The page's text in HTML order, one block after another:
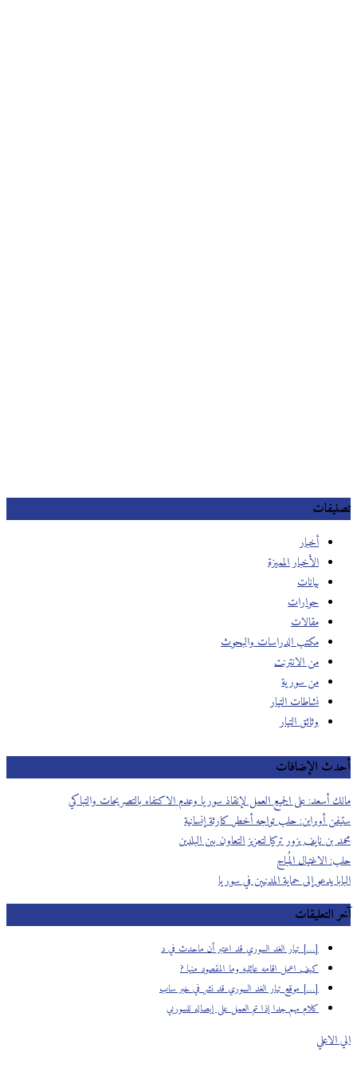
تصنيفات
أخبار
الأخبار المميزة
بيانات
حوارات
مقالات
مكتب الدراسات والبحوث
من الانترنت
من سورية
نشاطات التيار
وثائق التيار
أحدث الإضافات
مالك أسعد: على الجميع العمل لإنقاذ سوريا وعدم الاكتفاء بالتصريحات والتباكي
ستيفن أوبراين: حلب تواجه أخطر كارثة إنسانية
محمد بن نايف يزور تركيا لتعزيز التعاون بين البلدين
حلب: الاغتيال المُباح
البابا يدعو إلى حماية المدنيين في سوريا
آخر التعليقات
[…] تيار الغد السوري قد اعتبر أن ماحدث في د
كيف اعمل اقامه عائليه وما المقصود منها ?
[…] موقع تيار الغد السوري قد نشر في خبر ساب
كلام مهم جدا إذا تم العمل على إيصاله للسوريي
الي الاعلي